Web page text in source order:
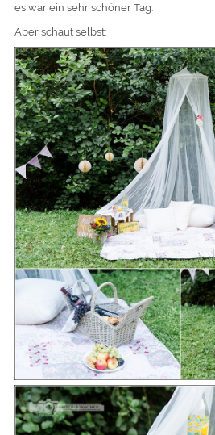
es war ein sehr schöner Tag.
Aber schaut selbst: